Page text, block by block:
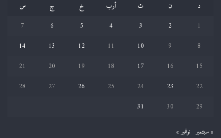
د
ن ث أرب خ ج
س
1
2
3
4
5
6
7
8
9
10
11
12
13
14
15
16
17
18
19
20
21
22
23
24
25
26
27
28
29
30
31
« سبتمبر نوفمبر »